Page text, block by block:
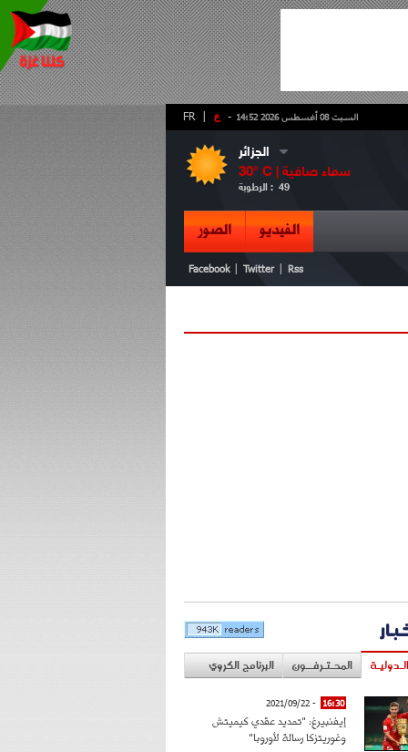
- ع FR السبت 08 أغسطس 2026 14:52
الجزائر
30° C | سماء صافية
الرطوبة : 49
الفيديو الصور
Facebook Twitter Rss
المحـتـرفــون البرنامج الكروي
16:30
- 2021/09/22
إيفنبيرغ: "تمديد عقدي كيميتش
وغوريتزكا رسالة لأوروبا"